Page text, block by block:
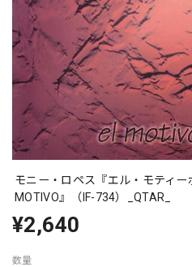
モニー・ロペス『エル・モティー
MOTIVO』（IF-734）_QTAR_
¥2,640
数量